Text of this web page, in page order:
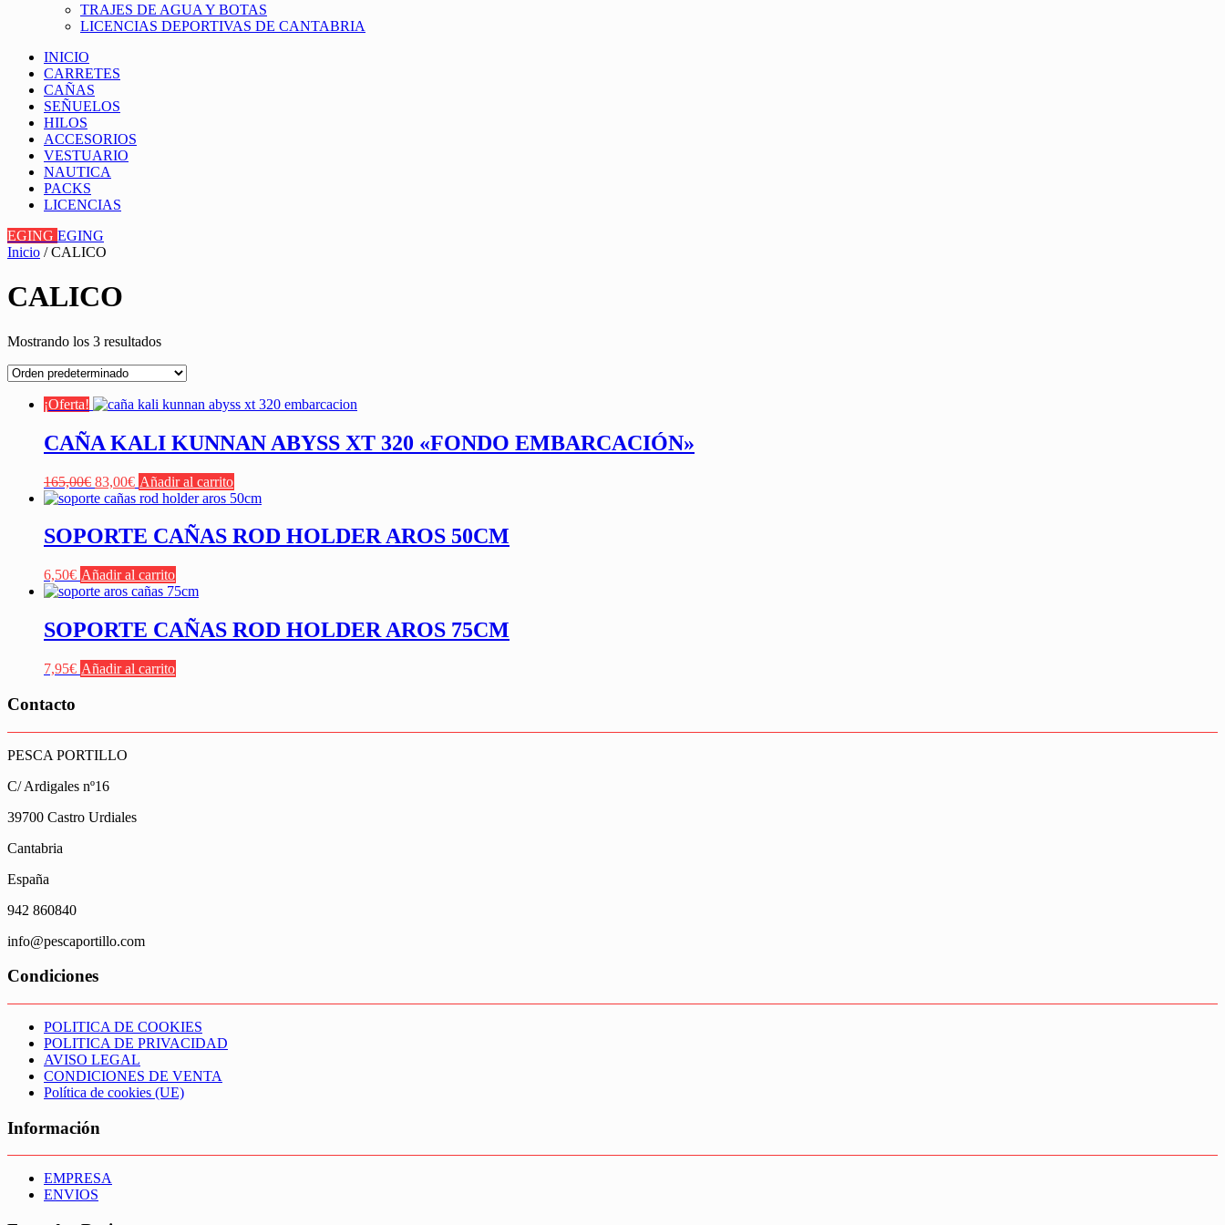
TRAJES DE AGUA Y BOTAS
LICENCIAS DEPORTIVAS DE CANTABRIA
INICIO
CARRETES
CAÑAS
SEÑUELOS
HILOS
ACCESORIOS
VESTUARIO
NAUTICA
PACKS
LICENCIAS
EGING EGING
Inicio / CALICO
CALICO
Mostrando los 3 resultados
¡Oferta!
CAÑA KALI KUNNAN ABYSS XT 320 «FONDO EMBARCACIÓN»
165,00€ El
precio
era:
165,00€.
83,00€El
precio
es:
83,00€.
Añadir al carrito
SOPORTE CAÑAS ROD HOLDER AROS 50CM
6,50€ Añadir al carrito
SOPORTE CAÑAS ROD HOLDER AROS 75CM
7,95€ Añadir al carrito
Contacto
PESCA PORTILLO
C/ Ardigales nº16
39700 Castro Urdiales
Cantabria
España
942 860840
info@pescaportillo.com
Condiciones
POLITICA DE COOKIES
POLITICA DE PRIVACIDAD
AVISO LEGAL
CONDICIONES DE VENTA
Política de cookies (UE)
Información
EMPRESA
ENVIOS